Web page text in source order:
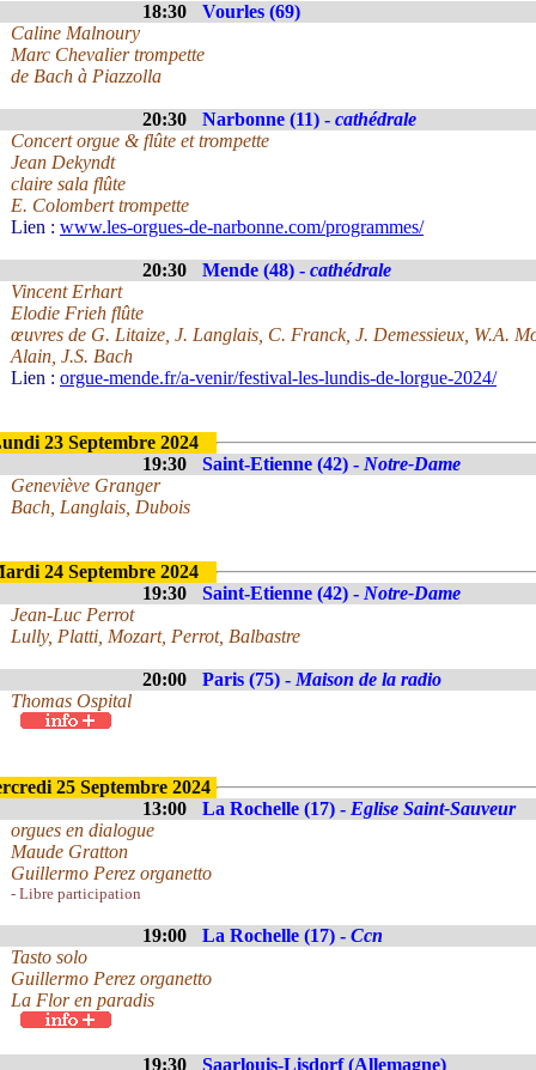
18:30
Vourles (69)
Caline Malnoury
Marc Chevalier trompette
de Bach à Piazzolla
20:30 Narbonne (11) - cathédrale
Concert orgue & flûte et trompette
Jean Dekyndt
claire sala flûte
E. Colombert trompette
Lien : www.les-orgues-de-narbonne.com/programmes/
20:30 Mende (48) - cathédrale
Vincent Erhart
Elodie Frieh flûte
œuvres de G. Litaize, J. Langlais, C. Franck, J. Demessieux, W.A.
Alain, J.S. Bach
Lien : orgue-mende.fr/a-venir/festival-les-lundis-de-lorgue-2024/
23 Septembre 2024
19:30
Saint-Etienne (42) - Notre-Dame
Geneviève Granger
Bach, Langlais, Dubois
24 Septembre 2024
19:30
Saint-Etienne (42) - Notre-Dame
Jean-Luc Perrot
Lully, Platti, Mozart, Perrot, Balbastre
20:00 Paris (75) - Maison de la radio
Thomas Ospital
25 Septembre 2024
13:00
La Rochelle (17) - Eglise Saint-Sauveur
orgues en dialogue
Maude Gratton
Guillermo Perez organetto
- Libre participation
19:00 La Rochelle (17) - Ccn
Tasto solo
Guillermo Perez organetto
La Flor en paradis
19:30 Saarlouis-Lisdorf (Allemagne)